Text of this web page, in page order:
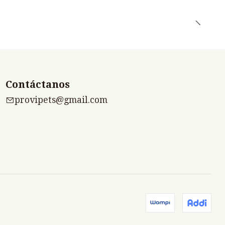
Contáctanos
provipets@gmail.com